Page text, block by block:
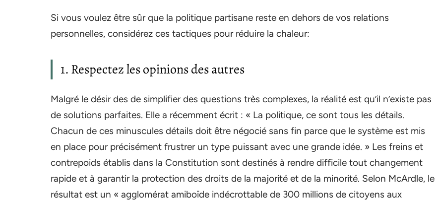
Si vous voulez être sûr que la politique partisane reste en dehors de vos relations
personnelles, considérez ces tactiques pour réduire la chaleur:
1. Respectez les opinions des autres
Malgré le désir des de simplifier des questions très complexes, la réalité est qu’il n’existe pas
de solutions parfaites. Elle a récemment écrit : « La politique, ce sont tous les détails.
Chacun de ces minuscules détails doit être négocié sans fin parce que le système est mis
en place pour précisément frustrer un type puissant avec une grande idée. » Les freins et
contrepoids établis dans la Constitution sont destinés à rendre difficile tout changement
rapide et à garantir la protection des droits de la majorité et de la minorité. Selon McArdle, le
résultat est un « agglomérat amiboïde indécrottable de 300 millions de citoyens aux